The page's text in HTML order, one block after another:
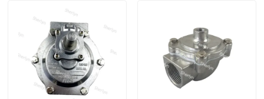
Videos
Über uns